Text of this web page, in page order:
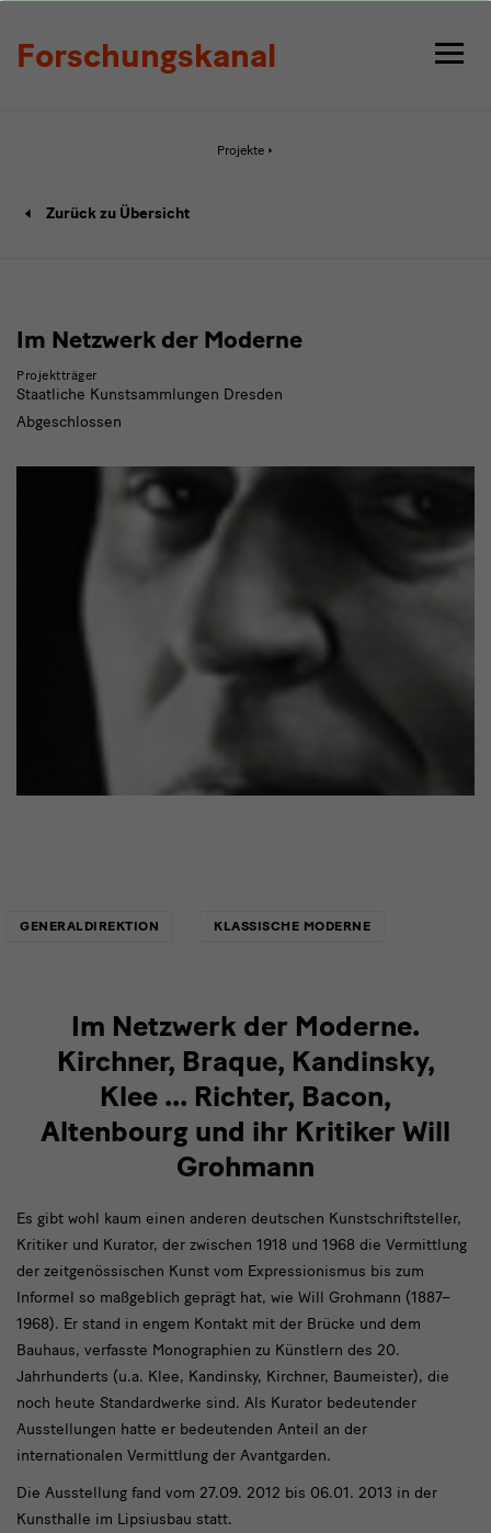
Forschungskanal
Projekte
Projekt
Zurück zu Übersicht
Im Netzwerk der Moderne
Projektträger
Staatliche Kunstsammlungen Dresden
Abgeschlossen
GENERALDIREKTION KLASSISCHE MODERNE
Im Netzwerk der Moderne.
Kirchner, Braque, Kandinsky,
Klee ... Richter, Bacon,
Altenbourg und ihr Kritiker Will
Grohmann
Es gibt wohl kaum einen anderen deutschen Kunstschriftsteller,
Kritiker und Kurator, der zwischen 1918 und 1968 die Vermittlung
der zeitgenössischen Kunst vom Expressionismus bis zum
Informel so maßgeblich geprägt hat, wie Will Grohmann (1887–
1968). Er stand in engem Kontakt mit der Brücke und dem
Bauhaus, verfasste Monographien zu Künstlern des 20.
Jahrhunderts (u.a. Klee, Kandinsky, Kirchner, Baumeister), die
noch heute Standardwerke sind. Als Kurator bedeutender
Ausstellungen hatte er bedeutenden Anteil an der
internationalen Vermittlung der Avantgarden.
Die Ausstellung fand vom 27.09. 2012 bis 06.01. 2013 in der
Kunsthalle im Lipsiusbau statt.